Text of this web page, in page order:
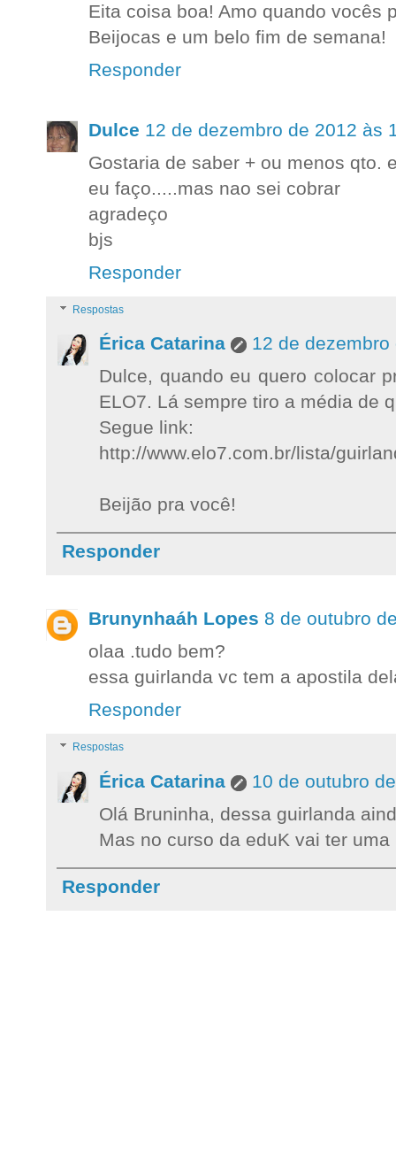
Eita coisa boa! Amo quando vocês
Beijocas e um belo fim de semana!
Responder
Dulce 12 de dezembro de 2012 às
Gostaria de saber + ou menos qto.
eu faço.....mas nao sei cobrar
agradeço
bjs
Responder
Respostas
Érica Catarina
12 de
Dulce, quando eu quero colocar
ELO7. Lá sempre tiro a média de
Segue link:
http://www.elo7.com.br/lista/
Beijão pra você!
Responder
Brunynhaáh Lopes 8 de outubro
olaa .tudo bem?
essa guirlanda vc tem a apostila
Responder
Respostas
Érica Catarina
10 de outubro
Olá Bruninha, dessa guirlanda
Mas no curso da eduK vai ter
Responder